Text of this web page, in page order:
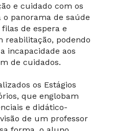
e cuidado com os
panorama de saúde
de espera e
reabilitação, podendo
incapacidade aos
de cuidados.
os Estágios
que englobam
e didático-
de um professor